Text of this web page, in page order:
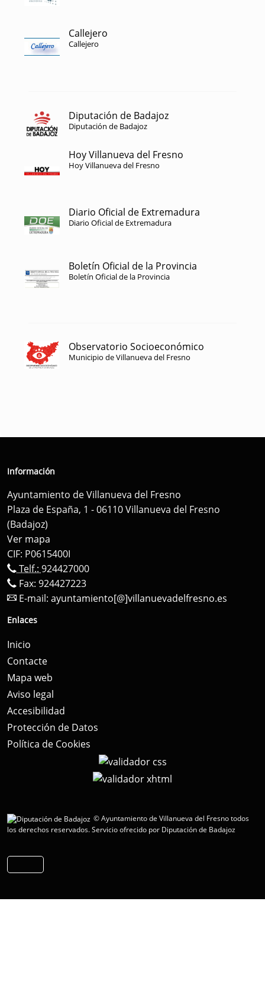
Callejero
Callejero
Diputación de Badajoz
Diputación de Badajoz
Hoy Villanueva del Fresno
Hoy Villanueva del Fresno
Diario Oficial de Extremadura
Diario Oficial de Extremadura
Boletín Oficial de la Provincia
Boletín Oficial de la Provincia
Observatorio Socioeconómico
Municipio de Villanueva del Fresno
Información
Ayuntamiento de Villanueva del Fresno
Plaza de España, 1 - 06110 Villanueva del Fresno
(Badajoz)
Ver mapa
CIF: P0615400I
Telf.: 924427000
Fax: 924427223
E-mail: ayuntamiento[@]villanuevadelfresno.es
Enlaces
Inicio
Contacte
Mapa web
Aviso legal
Accesibilidad
Protección de Datos
Política de Cookies
© Ayuntamiento de Villanueva del Fresno todos
los derechos reservados.Servicio ofrecido por Diputación de Badajoz